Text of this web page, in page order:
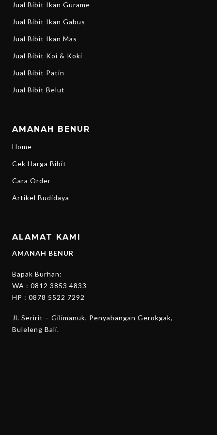
Jual Bibit Ikan Gurame
Jual Bibit Ikan Gabus
Jual Bibit Ikan Mas
Jual Bibit Koi & Koki
Jual Bibit Patin
Jual Bibit Belut
AMANAH BENUR
Home
Cek Harga Bibit
Cara Order
Artikel Budidaya
ALAMAT KAMI
AMANAH BENUR
Bapak Burhan:
WA : 0812 3853 4833
HP : 0878 5522 7292
Jl. Seririt – Gilimanuk, Penyabangan Gerokgak,
Buleleng Bali.